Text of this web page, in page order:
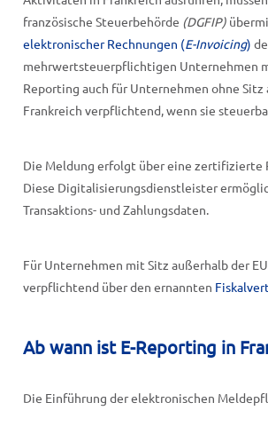
französische Steuerbehörde (DGFIP)
elektronischer Rechnungen (E-Invoicing)
mehrwertsteuerpflichtigen Unternehmen
Reporting auch für Unternehmen ohne
Frankreich verpflichtend, wenn sie
Die Meldung erfolgt über eine zertifizierte
Diese Digitalisierungsdienstleister
Transaktions- und Zahlungsdaten.
Für Unternehmen mit Sitz außerhalb der
verpflichtend über den ernannten
Ab wann ist E-Reporting in
Die Einführung der elektronischen